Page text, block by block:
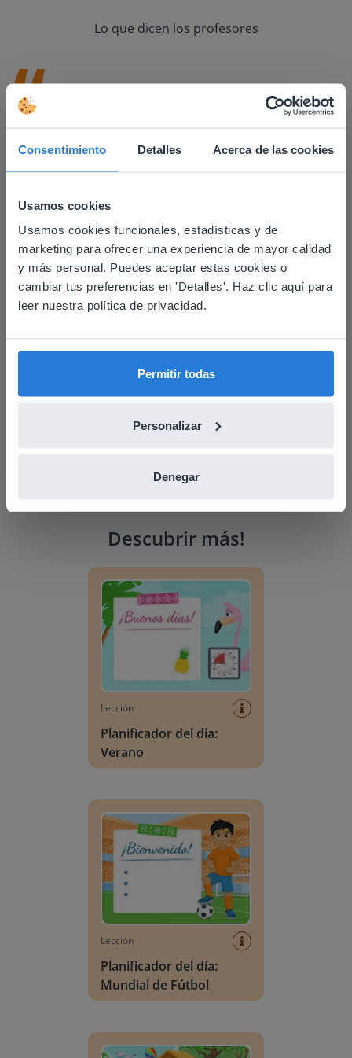
Consentimiento Detalles Acerca de las cookies
Usamos cookies
Usamos cookies funcionales, estadísticas y de
marketing para ofrecer una experiencia de mayor calidad
y más personal. Puedes aceptar estas cookies o
cambiar tus preferencias en 'Detalles'. Haz clic aquí para
leer nuestra política de privacidad.
Permitir todas
Personalizar
Denegar
Lo que dicen los profesores
Es una gran herramienta que utilizo con mi
pizarra y con la formación a distancia.
Carol Collack
Descubrir más!
Lección
Planificador del día:
Verano
Lección
Planificador del día:
Mundial de Fútbol
This website doesn't match
your location
Based on your location, we think you might
prefer to visit our English website. There you'll
English
Español